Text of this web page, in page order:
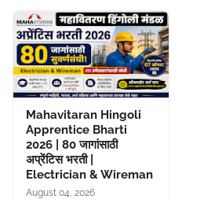
Mahavitaran Hingoli
Apprentice Bharti
2026 | 80 जागांसाठी
अप्रेंटिस भरती |
Electrician & Wireman
August 04, 2026